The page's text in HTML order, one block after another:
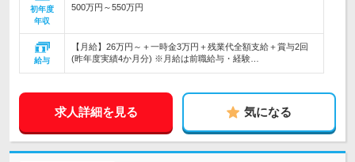
初年度
年収
500万円～550万円
給与
【月給】26万円～＋一時金3万円＋残業代全額支給＋賞与2回
(昨年度実績4か月分) ※月給は前職給与・経験…
求人詳細を見る 気になる